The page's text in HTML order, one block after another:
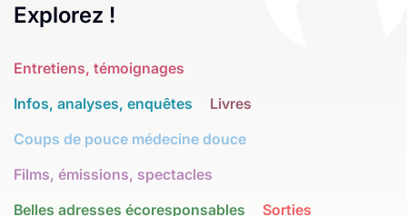
Explorez !
Entretiens, témoignages
Infos, analyses, enquêtes
Livres
Coups de pouce médecine douce
Films, émissions, spectacles
Belles adresses écoresponsables
Sorties